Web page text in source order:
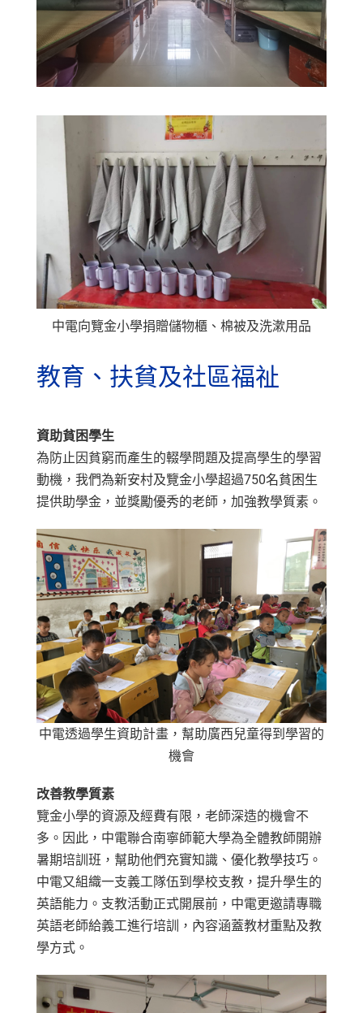
中電向覽金小學捐贈儲物櫃、棉被及洗漱用品
教育、扶貧及社區福祉
資助貧困學生
為防止因貧窮而產生的輟學問題及提高學生的學習
動機，我們為新安村及覽金小學超過750名貧困生
提供助學金，並獎勵優秀的老師，加強教學質素。
中電透過學生資助計畫，幫助廣西兒童得到學習的
機會
改善教學質素
覽金小學的資源及經費有限，老師深造的機會不
多。因此，中電聯合南寧師範大學為全體教師開辦
暑期培訓班，幫助他們充實知識、優化教學技巧。
中電又組織一支義工隊伍到學校支教，提升學生的
英語能力。支教活動正式開展前，中電更邀請專職
英語老師給義工進行培訓，內容涵蓋教材重點及教
學方式。